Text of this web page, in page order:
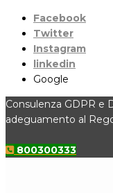
Facebook
Twitter
Instagram
linkedin
Google
Consulenza GDPR e
adeguamento al
800300333